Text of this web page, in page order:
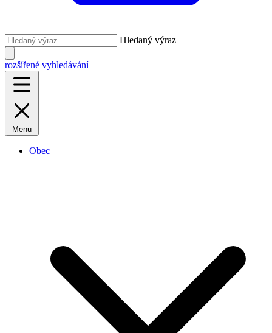
Hledaný výraz
rozšířené vyhledávání
Menu
Obec